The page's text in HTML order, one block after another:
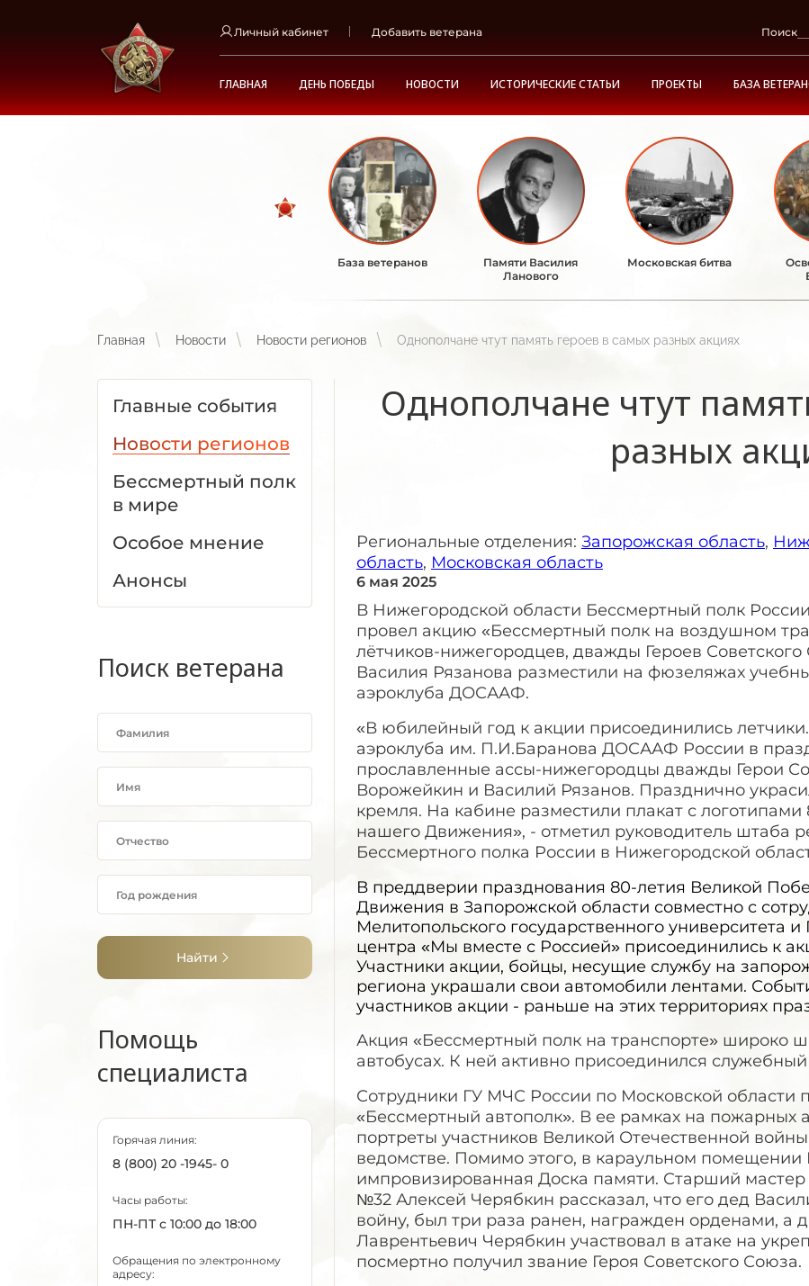
Личный кабинет Добавить ветерана Поиск
ГЛАВНАЯ ДЕНЬ ПОБЕДЫ НОВОСТИ ИСТОРИЧЕСКИЕ СТАТЬИ ПРОЕКТЫ БАЗА
База ветеранов
Памяти Василия
Ланового
Московская битва
Главная Новости Новости регионов Однополчане чтут память героев в самых разных акциях
Главные события
Новости регионов
Бессмертный полк
в мире
Особое мнение
Анонсы
Поиск ветерана
Найти
Помощь
специалиста
Горячая линия:
8 (800) 20 -1945- 0
Часы работы:
ПН-ПТ с 10:00 до 18:00
Обращения по электронному
адресу:
Однополчане чтут
разных
Региональные отделения: Запорожская область,
область, Московская область
6 мая 2025
В Нижегородской области Бессмертный полк
провел акцию «Бессмертный полк на воздушном
лётчиков-нижегородцев, дважды Героев
Василия Рязанова разместили на фюзеляжах
аэроклуба ДОСААФ.
«В юбилейный год к акции присоединились
аэроклуба им. П.И.Баранова ДОСААФ России в
прославленные ассы-нижегородцы дважды Герои
Ворожейкин и Василий Рязанов. Празднично
кремля. На кабине разместили плакат с логотипами
нашего Движения», - отметил руководитель штаба
Бессмертного полка России в Нижегородской
В преддверии празднования 80-летия Великой
Движения в Запорожской области совместно с
Мелитопольского государственного университета и
центра «Мы вместе с Россией» присоединились к
Участники акции, бойцы, несущие службу на
региона украшали свои автомобили лентами.
участников акции - раньше на этих территориях
Акция «Бессмертный полк на транспорте» широко
автобусах. К ней активно присоединился
Сотрудники ГУ МЧС России по Московской области
«Бессмертный автополк». В ее рамках на
портреты участников Великой Отечественной
ведомстве. Помимо этого, в караульном
импровизированная Доска памяти. Старший
№32 Алексей Черябкин рассказал, что его дед
войну, был три раза ранен, награжден орденами, а
Лаврентьевич Черябкин участвовал в атаке на
посмертно получил звание Героя Советского Союза.